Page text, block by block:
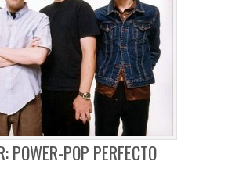
POWER-POP PERFECTO